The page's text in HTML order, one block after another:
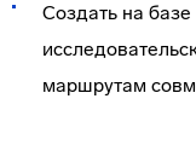
Создать на
маршрутам